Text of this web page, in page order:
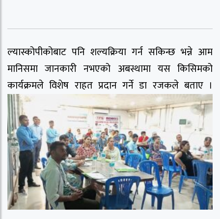
ल्यास्कोपीकोबाट पनि शल्यक्रिया गर्न सकिन्छ भन्ने आम
मानिसमा जानकारी नभएको अबस्थामा यस किसिमको
कार्यक्रमले विशेष राहत प्रदान गर्ने डा रजकले बताए ।